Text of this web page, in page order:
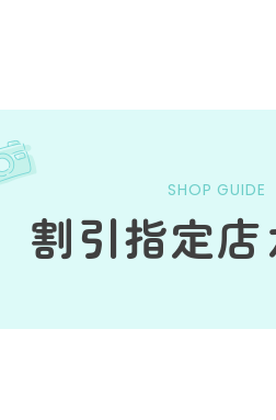
SHOP GUIDE
割引指定店